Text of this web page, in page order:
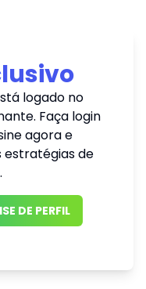
logado no
Faça login
agora e
estratégias de
DE PERFIL